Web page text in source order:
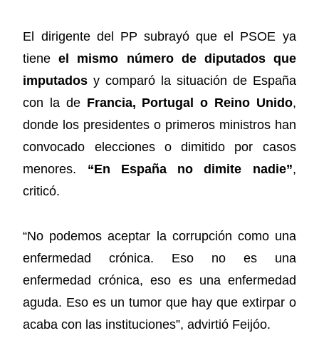
El dirigente del PP subrayó que el PSOE ya
tieneel mismo número de diputados que
imputados y comparó la situación de España
con la de Francia, Portugal o Reino Unido,
donde los presidentes o primeros ministros han
convocado elecciones o dimitido por casos
menores. “En España no dimite nadie”,
criticó.
“No podemos aceptar la corrupción como una
enfermedad crónica. Eso no es una
enfermedad crónica, eso es una enfermedad
aguda. Eso es un tumor que hay que extirpar o
acaba con las instituciones”, advirtió Feijóo.